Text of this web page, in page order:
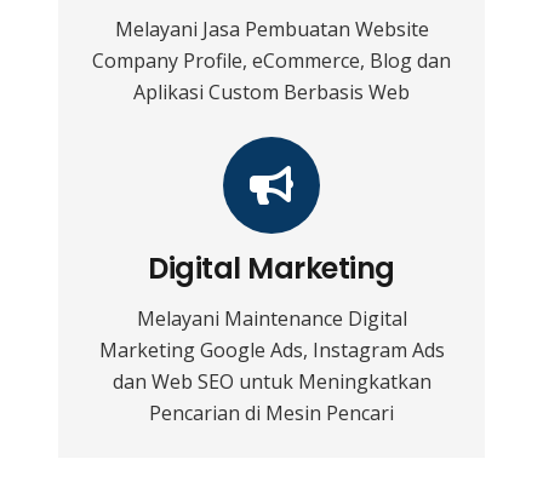
Melayani Jasa Pembuatan Website
Company Profile, eCommerce, Blog dan
Aplikasi Custom Berbasis Web
Digital Marketing
Melayani Maintenance Digital
Marketing Google Ads, Instagram Ads
dan Web SEO untuk Meningkatkan
Pencarian di Mesin Pencari